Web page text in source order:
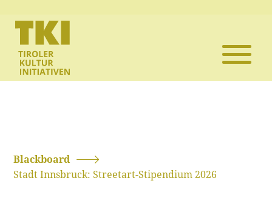
Blackboard
Stadt Innsbruck: Streetart-Stipendium 2026
Die TKI
Mitglieder